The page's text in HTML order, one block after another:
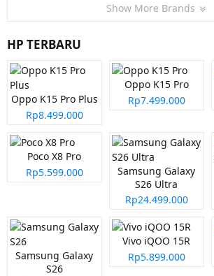
Show More Brands
HP TERBARU
Oppo K15 Pro Plus
Rp8.499.000
Oppo K15 Pro
Rp7.499.000
Poco X8 Pro
Rp5.599.000
Samsung Galaxy
S26 Ultra
Rp24.499.000
Samsung Galaxy
S26
Vivo iQOO 15R
Rp5.899.000